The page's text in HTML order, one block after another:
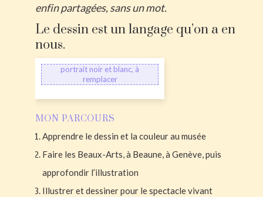
enfin partagées, sans un mot.
Le dessin est un langage qu’on a en
nous.
portrait noir et blanc, à
remplacer
MON PARCOURS
Apprendre le dessin et la couleur au musée
Faire les Beaux-Arts, à Beaune, à Genève, puis
approfondir l’illustration
Illustrer et dessiner pour le spectacle vivant